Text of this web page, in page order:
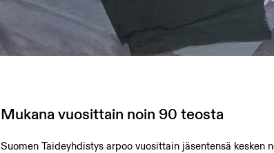
Mukana vuosittain noin 90 teosta
Suomen Taideyhdistys arpoo vuosittain jäsentensä kesken